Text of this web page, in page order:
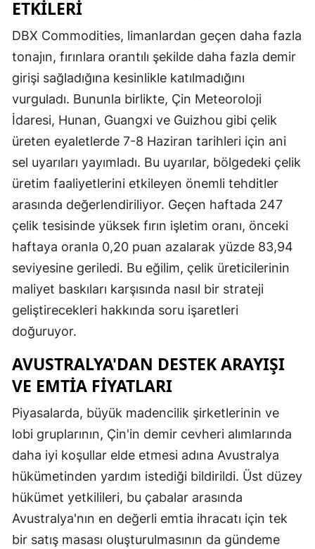
ETKILERI
DBX Commodities, limanlardan geçen daha fazla
tonajın, fırınlara orantılı şekilde daha fazla demir
girişi sağladığına kesinlikle katılmadığını
vurguladı. Bununla birlikte, Çin Meteoroloji
İdaresi, Hunan, Guangxi ve Guizhou gibi çelik
üreten eyaletlerde 7-8 Haziran tarihleri için ani
sel uyarıları yayımladı. Bu uyarılar, bölgedeki çelik
üretim faaliyetlerini etkileyen önemli tehditler
arasında değerlendiriliyor. Geçen haftada 247
çelik tesisinde yüksek fırın işletim oranı, önceki
haftaya oranla 0,20 puan azalarak yüzde 83,94
seviyesine geriledi. Bu eğilim, çelik üreticilerinin
maliyet baskıları karşısında nasıl bir strateji
geliştirecekleri hakkında soru işaretleri
doğuruyor.
AVUSTRALYA'DAN DESTEK ARAYIŞI
VE EMTIA FIYATLARI
Piyasalarda, büyük madencilik şirketlerinin ve
lobi gruplarının, Çin'in demir cevheri alımlarında
daha iyi koşullar elde etmesi adına Avustralya
hükümetinden yardım istediği bildirildi. Üst düzey
hükümet yetkilileri, bu çabalar arasında
Avustralya'nın en değerli emtia ihracatı için tek
bir satış masası oluşturulmasının da gündeme